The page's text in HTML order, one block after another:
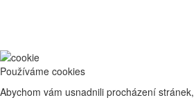
Používáme cookies
Abychom vám usnadnili procházení